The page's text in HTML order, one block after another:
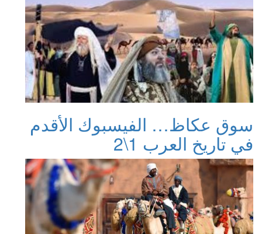
سوق عكاظ… الفيسبوك الأقدم
في تاريخ العرب 1\2